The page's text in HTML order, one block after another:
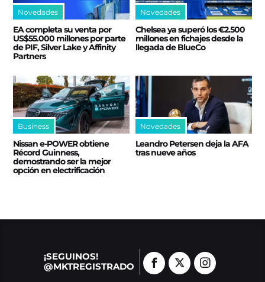
Novedades
EA completa su venta por
US$55.000 millones por parte
de PIF, Silver Lake y Affinity
Partners
Novedades
Chelsea ya superó los €2.500
millones en fichajes desde la
llegada de BlueCo
Business
Nissan e‑POWER obtiene
Récord Guinness,
demostrando ser la mejor
opción en electrificación
Novedades
Leandro Petersen deja la AFA
tras nueve años
¡SEGUINOS!
@MKTREGISTRADO